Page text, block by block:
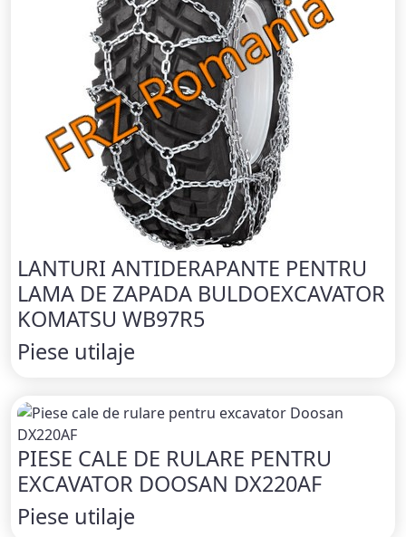
LANTURI ANTIDERAPANTE PENTRU
LAMA DE ZAPADA BULDOEXCAVATOR
KOMATSU WB97R5
Piese utilaje
PIESE CALE DE RULARE PENTRU
EXCAVATOR DOOSAN DX220AF
Piese utilaje